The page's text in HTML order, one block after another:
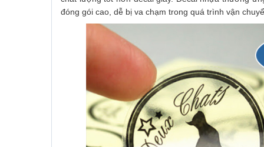
đóng gói cao, dễ bị va chạm trong quá trình vận